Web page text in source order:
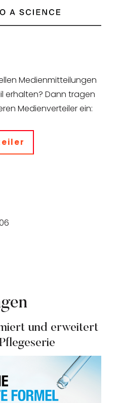
Medienmitteilungen
erhalten? Dann tragen
Medienverteiler ein:
und erweitert